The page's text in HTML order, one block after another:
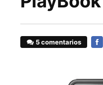
5 comentarios